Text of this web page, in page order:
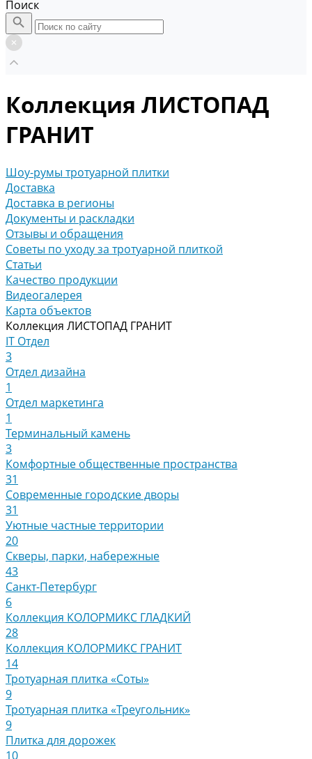
Поиск
Коллекция ЛИСТОПАД
ГРАНИТ
Шоу-румы тротуарной плитки
Доставка
Доставка в регионы
Документы и раскладки
Отзывы и обращения
Советы по уходу за тротуарной плиткой
Статьи
Качество продукции
Видеогалерея
Карта объектов
Коллекция ЛИСТОПАД ГРАНИТ
IT Отдел
3
Отдел дизайна
1
Отдел маркетинга
1
Терминальный камень
3
Комфортные общественные пространства
31
Современные городские дворы
31
Уютные частные территории
20
Скверы, парки, набережные
43
Санкт-Петербург
6
Коллекция КОЛОРМИКС ГЛАДКИЙ
28
Коллекция КОЛОРМИКС ГРАНИТ
14
Тротуарная плитка «Соты»
9
Тротуарная плитка «Треугольник»
9
Плитка для дорожек
10